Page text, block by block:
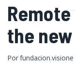
the
Porfundacion.visione